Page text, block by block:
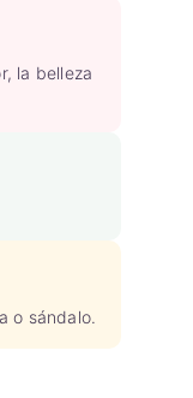
la belleza
o sándalo.